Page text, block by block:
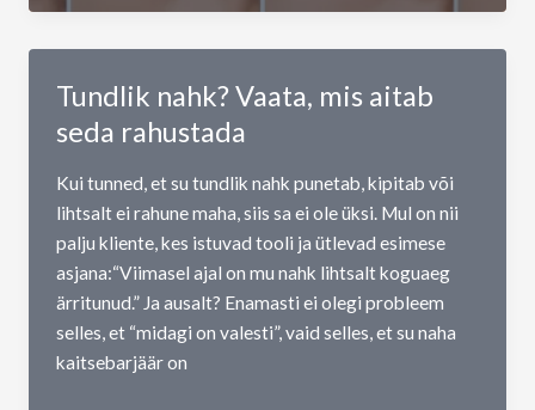
mis
miks
on
oluline?
Tundlik nahk? Vaata, mis aitab
seda rahustada
Kui tunned, et su tundlik nahk punetab, kipitab või
lihtsalt ei rahune maha, siis sa ei ole üksi. Mul on nii
palju kliente, kes istuvad tooli ja ütlevad esimese
asjana:“Viimasel ajal on mu nahk lihtsalt koguaeg
ärritunud.” Ja ausalt? Enamasti ei olegi probleem
selles, et “midagi on valesti”, vaid selles, et su naha
kaitsebarjäär on